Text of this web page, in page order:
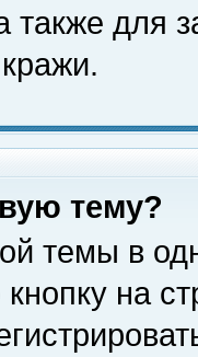
также для
тему?
темы в
кнопку на